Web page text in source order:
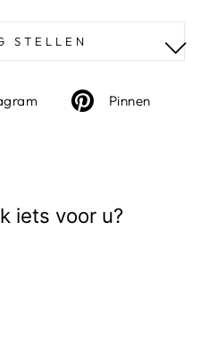
STELLEN
InstagramPinnen
iets voor u?